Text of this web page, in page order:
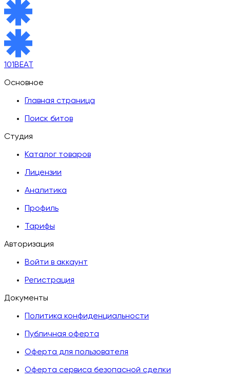
101BEAT
Основное
Главная страница
Поиск битов
Студия
Каталог товаров
Лицензии
Аналитика
Профиль
Тарифы
Авторизация
Войти в аккаунт
Регистрация
Документы
Политика конфиденциальности
Публичная оферта
Оферта для пользователя
Оферта сервиса безопасной сделки